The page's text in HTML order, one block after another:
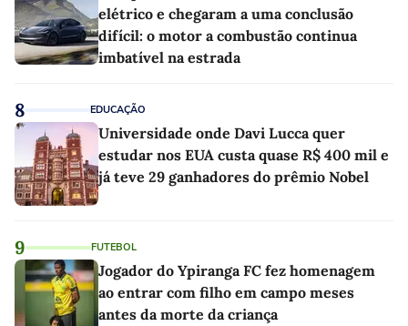
elétrico e chegaram a uma conclusão
difícil: o motor a combustão continua
imbatível na estrada
8 EDUCAÇÃO
Universidade onde Davi Lucca quer
estudar nos EUA custa quase R$ 400 mil e
já teve 29 ganhadores do prêmio Nobel
9 FUTEBOL
Jogador do Ypiranga FC fez homenagem
ao entrar com filho em campo meses
antes da morte da criança